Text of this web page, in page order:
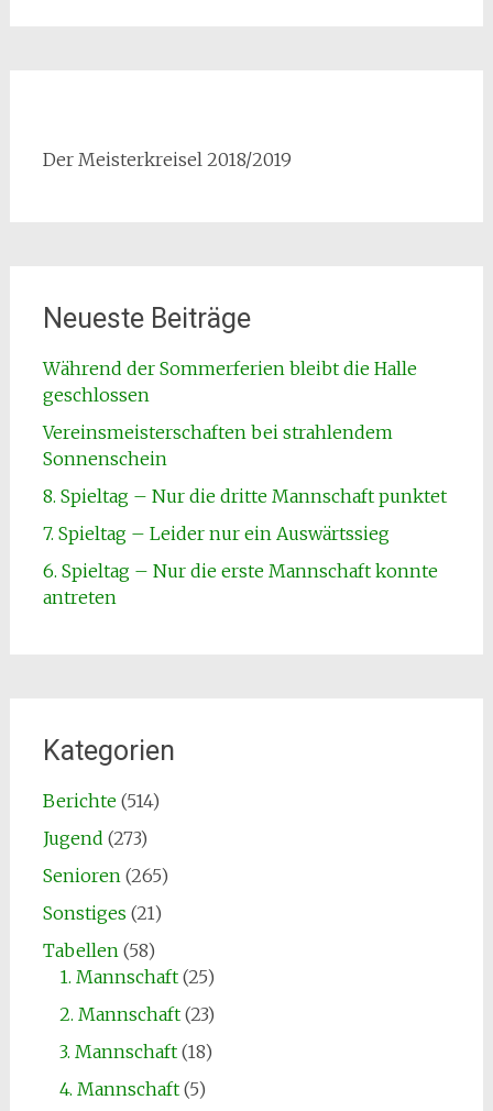
Der Meisterkreisel 2018/2019
Neueste Beiträge
Während der Sommerferien bleibt die Halle
geschlossen
Vereinsmeisterschaften bei strahlendem
Sonnenschein
8. Spieltag – Nur die dritte Mannschaft punktet
7. Spieltag – Leider nur ein Auswärtssieg
6. Spieltag – Nur die erste Mannschaft konnte
antreten
Kategorien
Berichte(514)
Jugend (273)
Senioren(265)
Sonstiges (21)
Tabellen(58)
1. Mannschaft(25)
2. Mannschaft(23)
3. Mannschaft(18)
4. Mannschaft(5)